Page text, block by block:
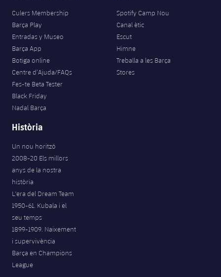
Culers Membership
Barça Play
Entradas y Museo
Barça App
Botiga online
Centre d’Ajuda/FAQs
Fes-te Beta Tester
Black Friday
Nadal Barça
Spotify Camp Nou
Canal ètic
Escut
Himne
Treballa a les Barça
Stores
Història
Un nou horitzó
2008-20 Els millors
anys de la nostra
història
L'era del Dream Team
1950-61. Kubala i el
seu temps
1899-1909. Naixement
i supervivència
Barça en Champions
League